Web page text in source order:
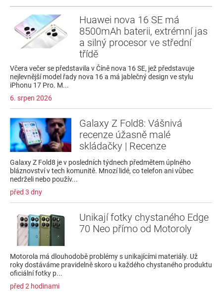
Huawei nova 16 SE má
8500mAh baterii, extrémní jas
a silný procesor ve střední
třídě
Včera večer se představila v Číně nova 16 SE, jež představuje
nejlevnější model řady nova 16 a má jablečný design ve stylu
iPhonu 17 Pro. M...
6. srpen 2026
Galaxy Z Fold8: Vášnivá
recenze úžasně malé
skládačky | Recenze
Galaxy Z Fold8 je v posledních týdnech předmětem úplného
bláznovství v tech komunitě. Mnozí lidé, co telefon ani vůbec
nedrželi nebo použív...
před 3 dny
Unikají fotky chystaného Edge
70 Neo přímo od Motoroly
Motorola má dlouhodobě problémy s unikajícími materiály. Už
roky dostáváme pravidelně skoro u každého chystaného produktu
oficiální fotky p...
před 2 hodinami